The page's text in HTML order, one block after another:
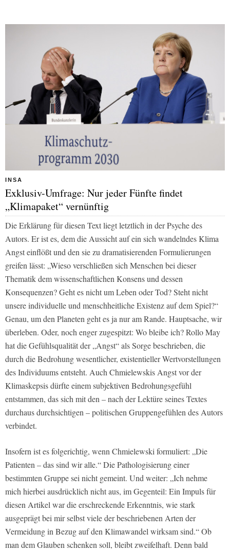
INSA
Exklusiv-Umfrage: Nur jeder Fünfte findet
„Klimapaket“ vernünftig
Die Erklärung für diesen Text liegt letztlich in der Psyche des
Autors. Er ist es, dem die Aussicht auf ein sich wandelndes Klima
Angst einflößt und den sie zu dramatisierenden Formulierungen
greifen lässt: „Wieso verschließen sich Menschen bei dieser
Thematik dem wissenschaftlichen Konsens und dessen
Konsequenzen? Geht es nicht um Leben oder Tod? Steht nicht
unsere individuelle und menschheitliche Existenz auf dem Spiel?“
Genau, um den Planeten geht es ja nur am Rande. Hauptsache, wir
überleben. Oder, noch enger zugespitzt: Wo bleibe ich? Rollo May
hat die Gefühlsqualität der „Angst“ als Sorge beschrieben, die
durch die Bedrohung wesentlicher, existentieller Wertvorstellungen
des Individuums entsteht. Auch Chmielewskis Angst vor der
Klimaskepsis dürfte einem subjektiven Bedrohungsgefühl
entstammen, das sich mit den – nach der Lektüre seines Textes
durchaus durchsichtigen – politischen Gruppengefühlen des Autors
verbindet.
Insofern ist es folgerichtig, wenn Chmielewski formuliert: „Die
Patienten – das sind wir alle.“ Die Pathologisierung einer
bestimmten Gruppe sei nicht gemeint. Und weiter: „Ich nehme
mich hierbei ausdrücklich nicht aus, im Gegenteil: Ein Impuls für
diesen Artikel war die erschreckende Erkenntnis, wie stark
ausgeprägt bei mir selbst viele der beschriebenen Arten der
Vermeidung in Bezug auf den Klimawandel wirksam sind.“ Ob
man dem Glauben schenken soll, bleibt zweifelhaft. Denn bald